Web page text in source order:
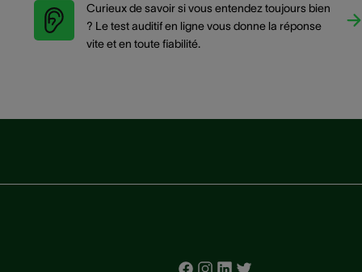
Curieux de savoir si vous entendez toujours bien
? Le test auditif en ligne vous donne la réponse
vite et en toute fiabilité.